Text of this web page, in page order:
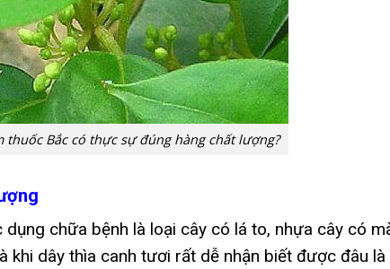
thuốc Bắc có thực sự đúng hàng chất lượng?
chữa bệnh là loại cây có lá to, nhựa cây có
khi dây thìa canh tươi rất dễ nhận biết được đâu là